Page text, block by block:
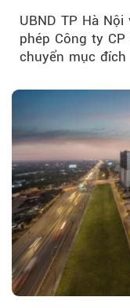
UBND TP Hà
phép Công ty
chuyển mục